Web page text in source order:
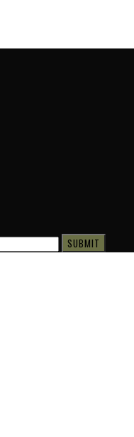
SUBMIT